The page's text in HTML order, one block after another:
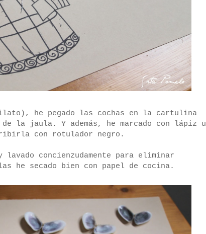
he pegado las cochas en la cartulina
de la jaula. Y además, he marcado con lápiz
con rotulador negro.
concienzudamente para eliminar
he secado bien con papel de cocina.